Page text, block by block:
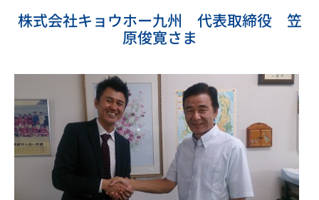
株式会社キョウホー九州 代表取締役 笠
原俊寛さま